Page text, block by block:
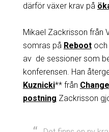
därför växer krav på
Mikael Zackrisson från
somras på Rebootoch
av de sessioner som
konferensen. Han
Kuznicki** från
postning Zackrisson